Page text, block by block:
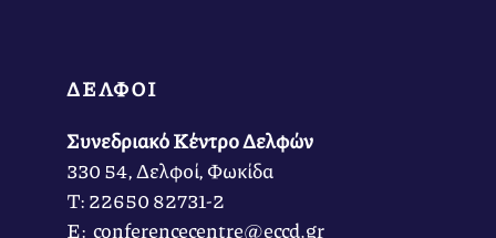
ΔΕΛΦΟΙ
Συνεδριακό Κέντρο Δελφών
330 54, Δελφοί, Φωκίδα
Τ: 22650 82731-2
Ε: conferencecentre@eccd.gr